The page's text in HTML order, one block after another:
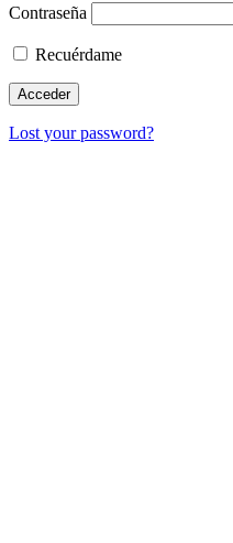
Contraseña
Recuérdame
Lost your password?